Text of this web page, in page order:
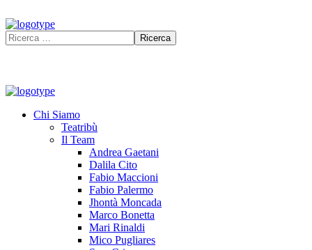
Chi Siamo
Teatribù
Il Team
Andrea Gaetani
Dalila Cito
Fabio Maccioni
Fabio Palermo
Jhontà Moncada
Marco Bonetta
Mari Rinaldi
Mico Pugliares